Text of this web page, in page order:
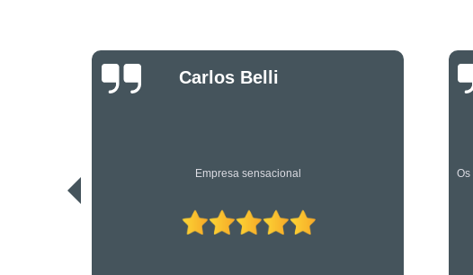
Danilo Bassi
Os únicos profissionais de verdade nesta área. Recomendo.